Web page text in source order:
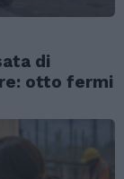
di
otto fermi